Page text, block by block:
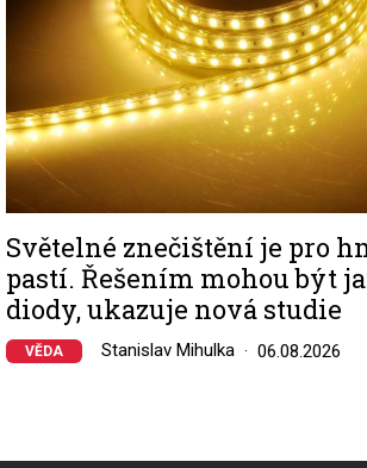
Světelné znečištění je pro
pastí. Řešením mohou být
diody, ukazuje nová studie
VĚDA Stanislav Mihulka 06.08.2026